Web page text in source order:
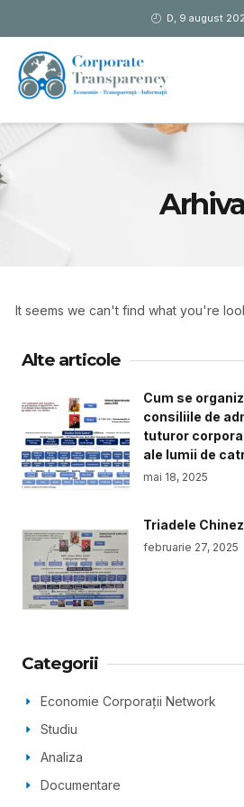
D, 9 august
Arhiva
It seems we can't find what you're
Alte articole
Cum se
consiliile de
tuturor
ale lumii de
mai 18, 2025
Triadele
februarie 27, 2025
Categorii
Economie Corporații Network
Studiu
Analiza
Documentare